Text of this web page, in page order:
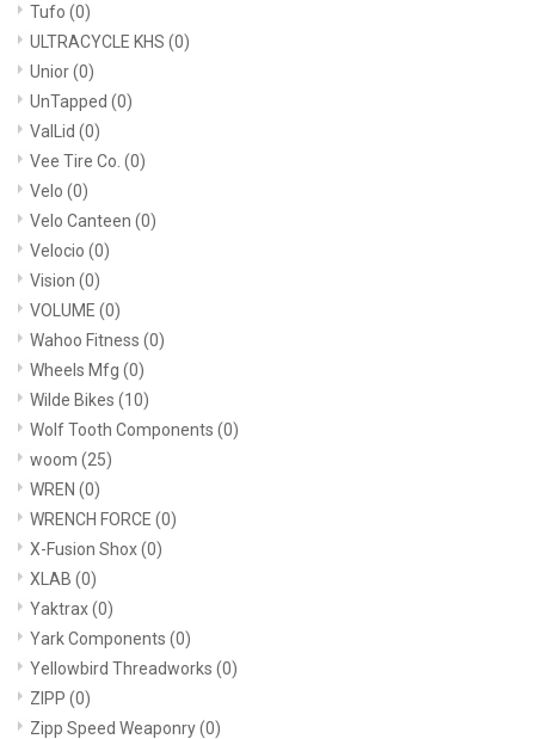
Tufo (0)
ULTRACYCLE KHS (0)
Unior(0)
UnTapped (0)
ValLid (0)
Vee Tire Co. (0)
Velo (0)
Velo Canteen (0)
Velocio (0)
Vision (0)
VOLUME (0)
Wahoo Fitness (0)
Wheels Mfg (0)
Wilde Bikes (10)
Wolf Tooth Components (0)
woom (25)
WREN (0)
WRENCH FORCE (0)
X-Fusion Shox(0)
XLAB (0)
Yaktrax(0)
Yark Components (0)
Yellowbird Threadworks (0)
ZIPP (0)
Zipp Speed Weaponry(0)